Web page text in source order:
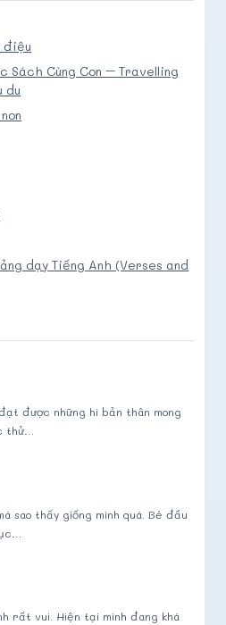
điệu
Sách Cùng Con – Travelling
du
dạy Tiếng Anh (Verses and
được những hì bản thân mong
thử…
sao thấy giống mình quá. Bé đầu
rất vui. Hiện tại mình đang khá